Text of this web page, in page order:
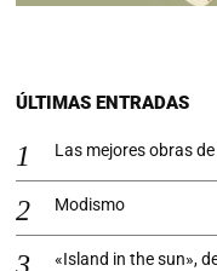
ÚLTIMAS ENTRADAS
Las mejores obras
Modismo
«Island in the sun»,